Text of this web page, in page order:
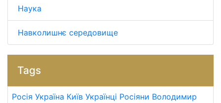
Наука
Навколишнє середовище
Tags
Росія Україна Київ Українці Росіяни Володимир